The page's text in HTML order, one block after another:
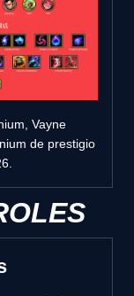
Vayne
de prestigio